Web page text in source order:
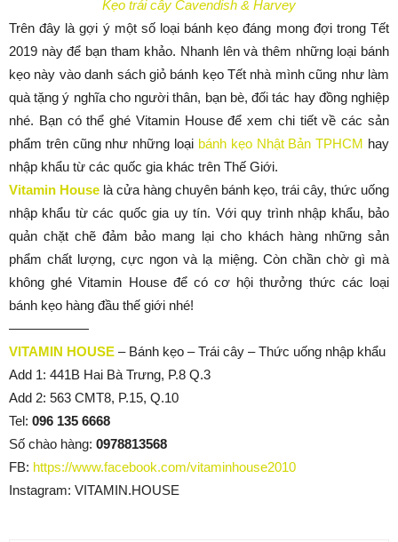
Kẹo trái cây Cavendish & Harvey
Trên đây là gợi ý một số loại bánh kẹo đáng mong đợi trong Tết
2019 này để bạn tham khảo. Nhanh lên và thêm những loại bánh
kẹo này vào danh sách giỏ bánh kẹo Tết nhà mình cũng như làm
quà tặng ý nghĩa cho người thân, bạn bè, đối tác hay đồng nghiệp
nhé. Bạn có thể ghé Vitamin House để xem chi tiết về các sản
phẩm trên cũng như những loại bánh kẹo Nhật Bản TPHCM hay
nhập khẩu từ các quốc gia khác trên Thế Giới.
Vitamin House là cửa hàng chuyên bánh kẹo, trái cây, thức uống
nhập khẩu từ các quốc gia uy tín. Với quy trình nhập khẩu, bảo
quản chặt chẽ đảm bảo mang lại cho khách hàng những sản
phẩm chất lượng, cực ngon và lạ miệng. Còn chần chờ gì mà
không ghé Vitamin House để có cơ hội thưởng thức các loại
bánh kẹo hàng đầu thế giới nhé!
——————
VITAMIN HOUSE – Bánh kẹo – Trái cây – Thức uống nhập khẩu
Add 1: 441B Hai Bà Trưng, P.8 Q.3
Add 2: 563 CMT8, P.15, Q.10
Tel: 096 135 6668
Số chào hàng: 0978813568
FB: https://www.facebook.com/vitaminhouse2010
Instagram: VITAMIN.HOUSE